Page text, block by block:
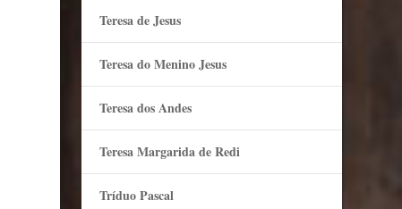
Teresa de Jesus
Teresa do Menino Jesus
Teresa dos Andes
Teresa Margarida de Redi
Tríduo Pascal